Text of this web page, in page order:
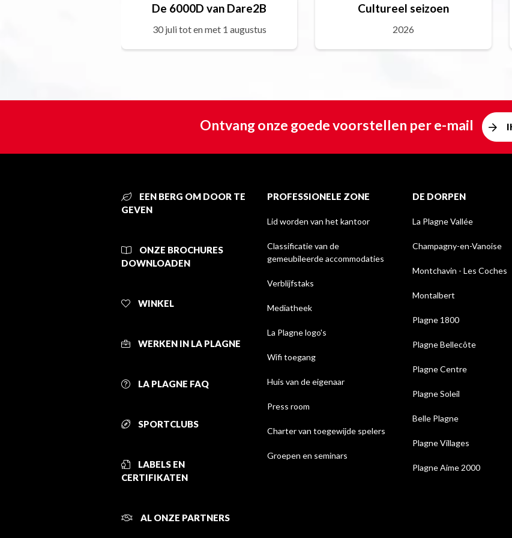
De 6000D van Dare2B
30 juli tot en met 1 augustus
Cultureel seizoen
2026
Ontvang onze goede voorstellen per e-mail
EEN BERG OM DOOR TE
GEVEN
ONZE BROCHURES
DOWNLOADEN
WINKEL
WERKEN IN LA PLAGNE
LA PLAGNE FAQ
SPORTCLUBS
LABELS EN
CERTIFIKATEN
AL ONZE PARTNERS
PROFESSIONELE ZONE
Lid worden van het kantoor
Classificatie van de
gemeubileerde accommodaties
Verblijfstaks
Mediatheek
La Plagne logo's
Wifi toegang
Huis van de eigenaar
Press room
Charter van toegewijde spelers
Groepen en seminars
DE DORPEN
La Plagne Vallée
Champagny-en-Vanoise
Montchavin - Les Coches
Montalbert
Plagne 1800
Plagne Bellecôte
Plagne Centre
Plagne Soleil
Belle Plagne
Plagne Villages
Plagne Aime 2000